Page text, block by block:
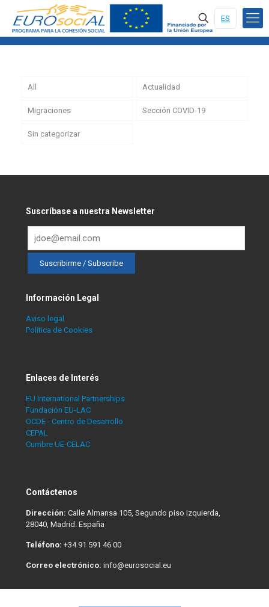
ES
All Actualidad
Migraciones Sección COVID-19
Sin categorizar
Suscríbase a nuestra Newsletter
Información Legal
Aviso legal
Política de Cookies
Enlaces de Interés
EU International Partnerships
Fundación EU-LAC
OCDE - Centro de Desarrollo
CEPAL
Cumbre UE-CELAC
Contáctenos
Dirección: Calle Almansa 105, Segundo piso izquierda,
28040, Madrid. España
Teléfono: +34 91 591 46 00
Correo electrónico: info@eurosocial.eu